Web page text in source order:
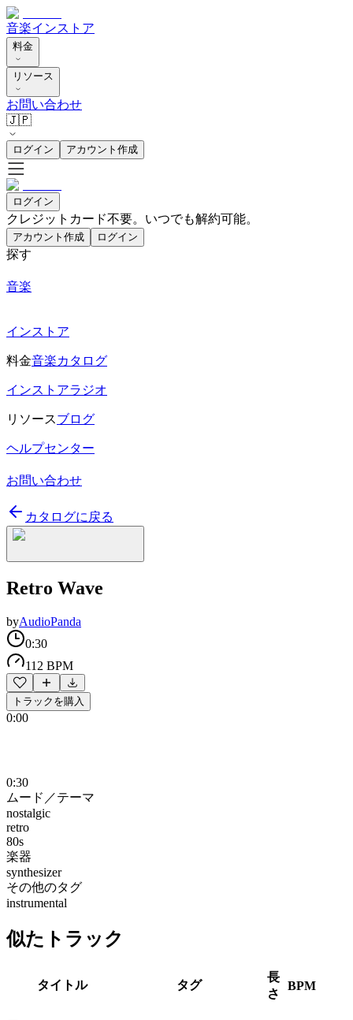
音楽インストア
料金
リソース
お問い合わせ
🇯🇵
ログイン アカウント作成
ログイン
クレジットカード不要。いつでも解約可能。
アカウント作成 ログイン
探す
音楽
インストア
料金音楽カタログ
インストアラジオ
リソースブログ
ヘルプセンター
お問い合わせ
カタログに戻る
Retro Wave
byAudioPanda
0:30
112 BPM
トラックを購入
0:00
0:30
ムード／テーマ
nostalgic
retro
80s
楽器
synthesizer
その他のタグ
instrumental
似たトラック
タイトル タグ
長
さ
BPM